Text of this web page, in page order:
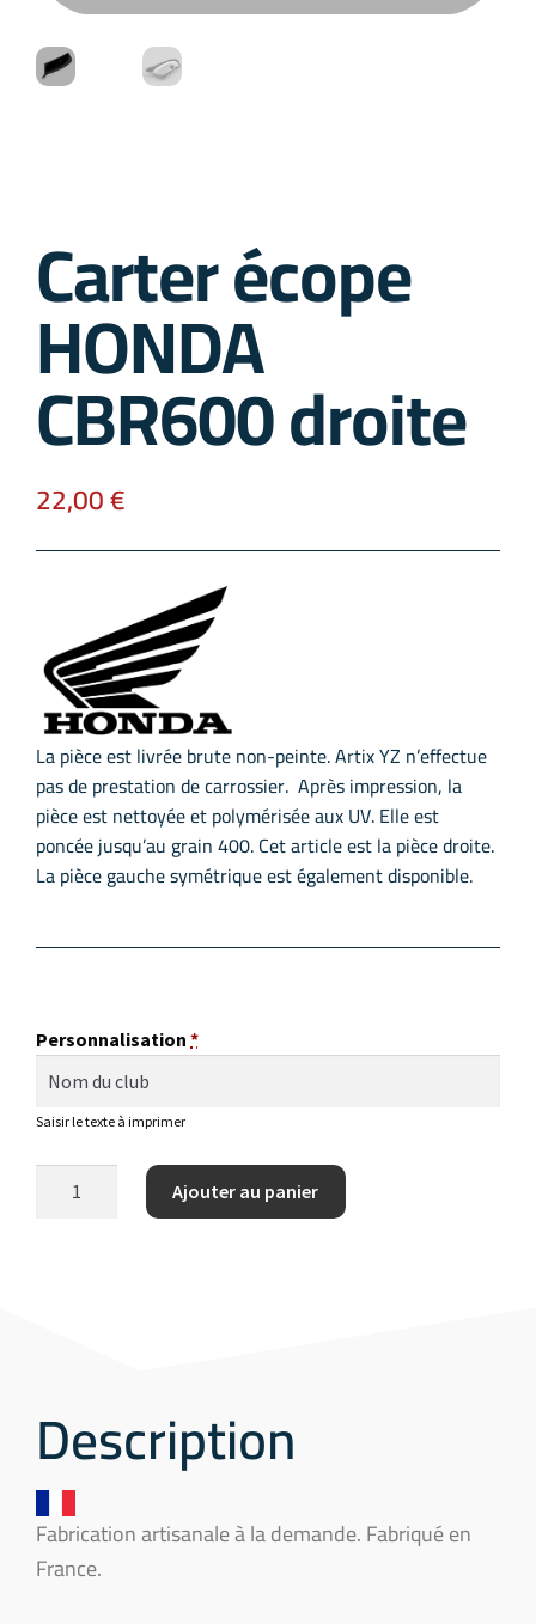
Carter écope
HONDA
CBR600 droite
22,00€
La pièce est livrée brute non-peinte. Artix YZ n’effectue
pas de prestation de carrossier. Après impression, la
pièce est nettoyée et polymérisée aux UV. Elle est
poncée jusqu’au grain 400. Cet article est la pièce droite.
La pièce gauche symétrique est également disponible.
Personnalisation *
Saisir le texte à imprimer
Ajouter au panier
Description
Fabrication artisanale à la demande. Fabriqué en
France.